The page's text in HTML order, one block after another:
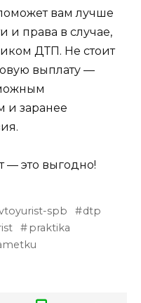
вам лучше
и права в случае,
ДТП. Не стоит
выплату —
и заранее
— это выгодно!
spb
dtp
praktika